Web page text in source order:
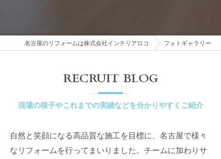
名古屋のリフォームは株式会社インテリアロコ フォトギャラリー
RECRUIT BLOG
現場の様子やこれまでの実績などを分かりやすくご紹介
自然と笑顔になる高品質な施工を目標に、名古屋で様々
なリフォームを行ってまいりました。チームに加わりサ